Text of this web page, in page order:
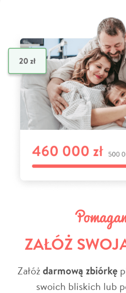
ZAŁÓŻ
Załóżdarmową zbiórkę
swoich bliskich lub